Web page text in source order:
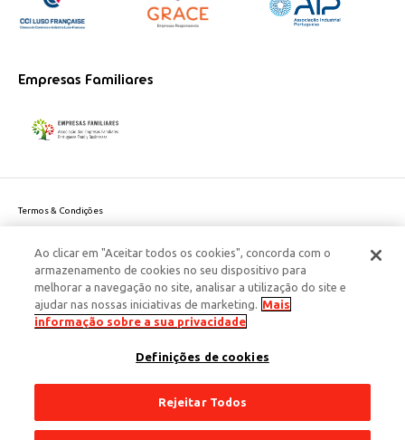
Empresas Familiares
Termos & Condições
Politica de Cookies
Política de Privacidade Dados Pessoais
Acessibilidade
Responsabilidade Social Corporativa
Este site é protegido pelo reCAPTCHA e aplicam-se a
da Google.
Ao clicar em "Aceitar todos os cookies", concorda com o
armazenamento de cookies no seu dispositivo para
melhorar a navegação no site, analisar a utilização do site e
ajudar nas nossas iniciativas de marketing. Mais
informação sobre a sua privacidade
Definições de cookies
Rejeitar Todos